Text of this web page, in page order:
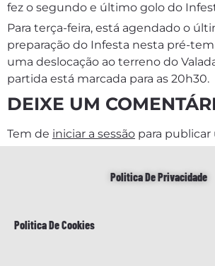
fez o segundo e último golo do
Para terça-feira, está agendado o
preparação do Infesta nesta pré-
uma deslocação ao terreno do
partida está marcada para as 20h30.
DEIXE UM
Tem de iniciar a sessão para
Politica De Privacidade
Politica De Cookies